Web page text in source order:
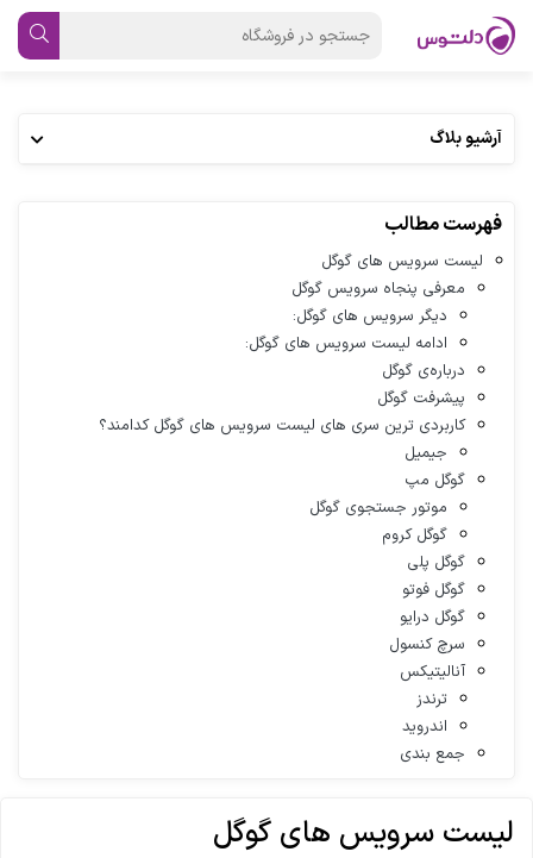
آرشیو بلاگ
فهرست مطالب
لیست سرویس های گوگل
معرفی پنجاه سرویس گوگل
دیگر سرویس های گوگل:
ادامه لیست سرویس های گوگل:
درباره‌ی گوگل
پیشرفت گوگل
کاربردی ترین سری های لیست سرویس های گوگل کدامند؟
جیمیل
گوگل مپ
موتور جستجوی گوگل
گوگل کروم
گوگل پلی
گوگل فوتو
گوگل درایو
سرچ کنسول
آنالیتیکس
ترندز
اندروید
جمع بندی
لیست سرویس های گوگل